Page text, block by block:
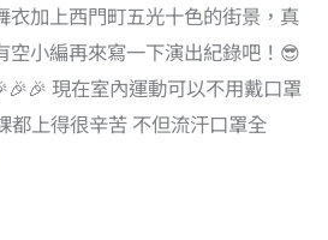
衣加上西門町五光十色的街景，真
空小編再來寫一下演出紀錄吧！😎
現在室內運動可以不用戴口罩
都上得很辛苦 不但流汗口罩全